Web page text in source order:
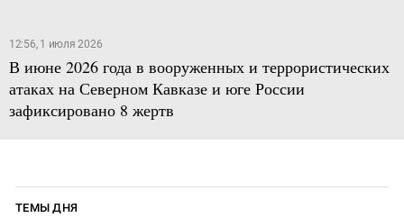
12:56, 1 июля 2026
В июне 2026 года в вооруженных и террористических
атаках на Северном Кавказе и юге России
зафиксировано 8 жертв
ТЕМЫ ДНЯ